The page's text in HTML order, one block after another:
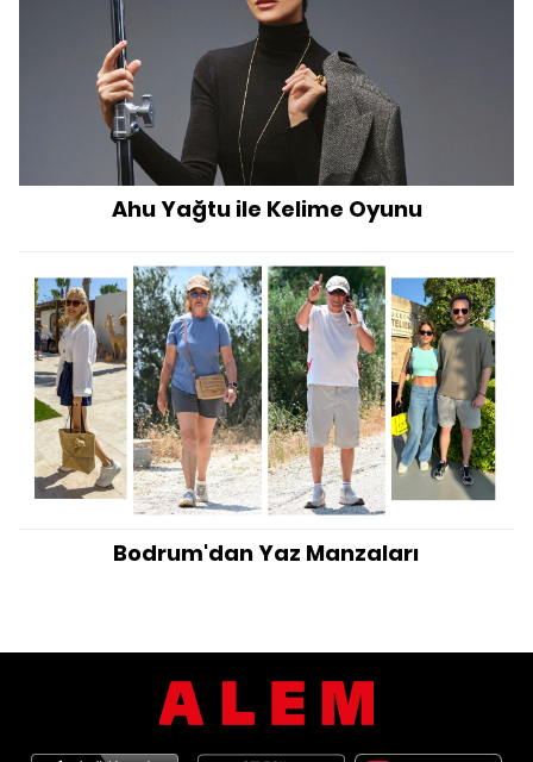
Ahu Yağtu ile Kelime Oyunu
Bodrum'dan Yaz Manzaları